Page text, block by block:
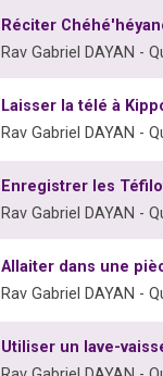
Réciter
Rav Gabriel DAYAN -
Laisser la télé à
Rav Gabriel DAYAN -
Enregistrer les
Rav Gabriel DAYAN -
Allaiter dans une
Rav Gabriel DAYAN -
Utiliser un lave-